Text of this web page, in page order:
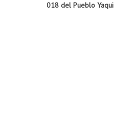
018 del Pueblo Yaqui